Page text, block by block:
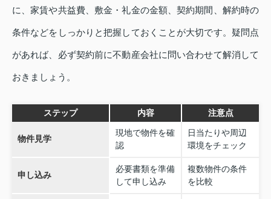
に、家賃や共益費、敷金・礼金の金額、契約期間、解約時の
条件などをしっかりと把握しておくことが大切です。疑問点
があれば、必ず契約前に不動産会社に問い合わせて解消して
おきましょう。
ステップ 内容 注意点
物件見学
現地で物件を確
認
日当たりや周辺
環境をチェック
申し込み
必要書類を準備
して申し込み
複数物件の条件
を比較